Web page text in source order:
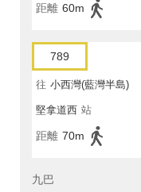
距離 60m
789
往 小西灣(藍灣半島)
堅拿道西 站
距離 70m
九巴